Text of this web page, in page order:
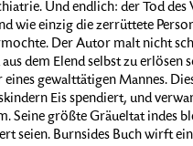
Und endlich: der Tod des
wie einzig die zerrüttete
Der Autor malt nicht
dem Elend selbst zu erlösen
gewalttätigen Mannes.
Eis spendiert, und
Seine größte Gräueltat indes
seien. Burnsides Buch wirft